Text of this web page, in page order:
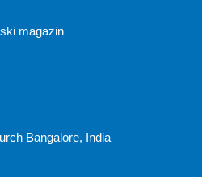
magazin
Bangalore, India